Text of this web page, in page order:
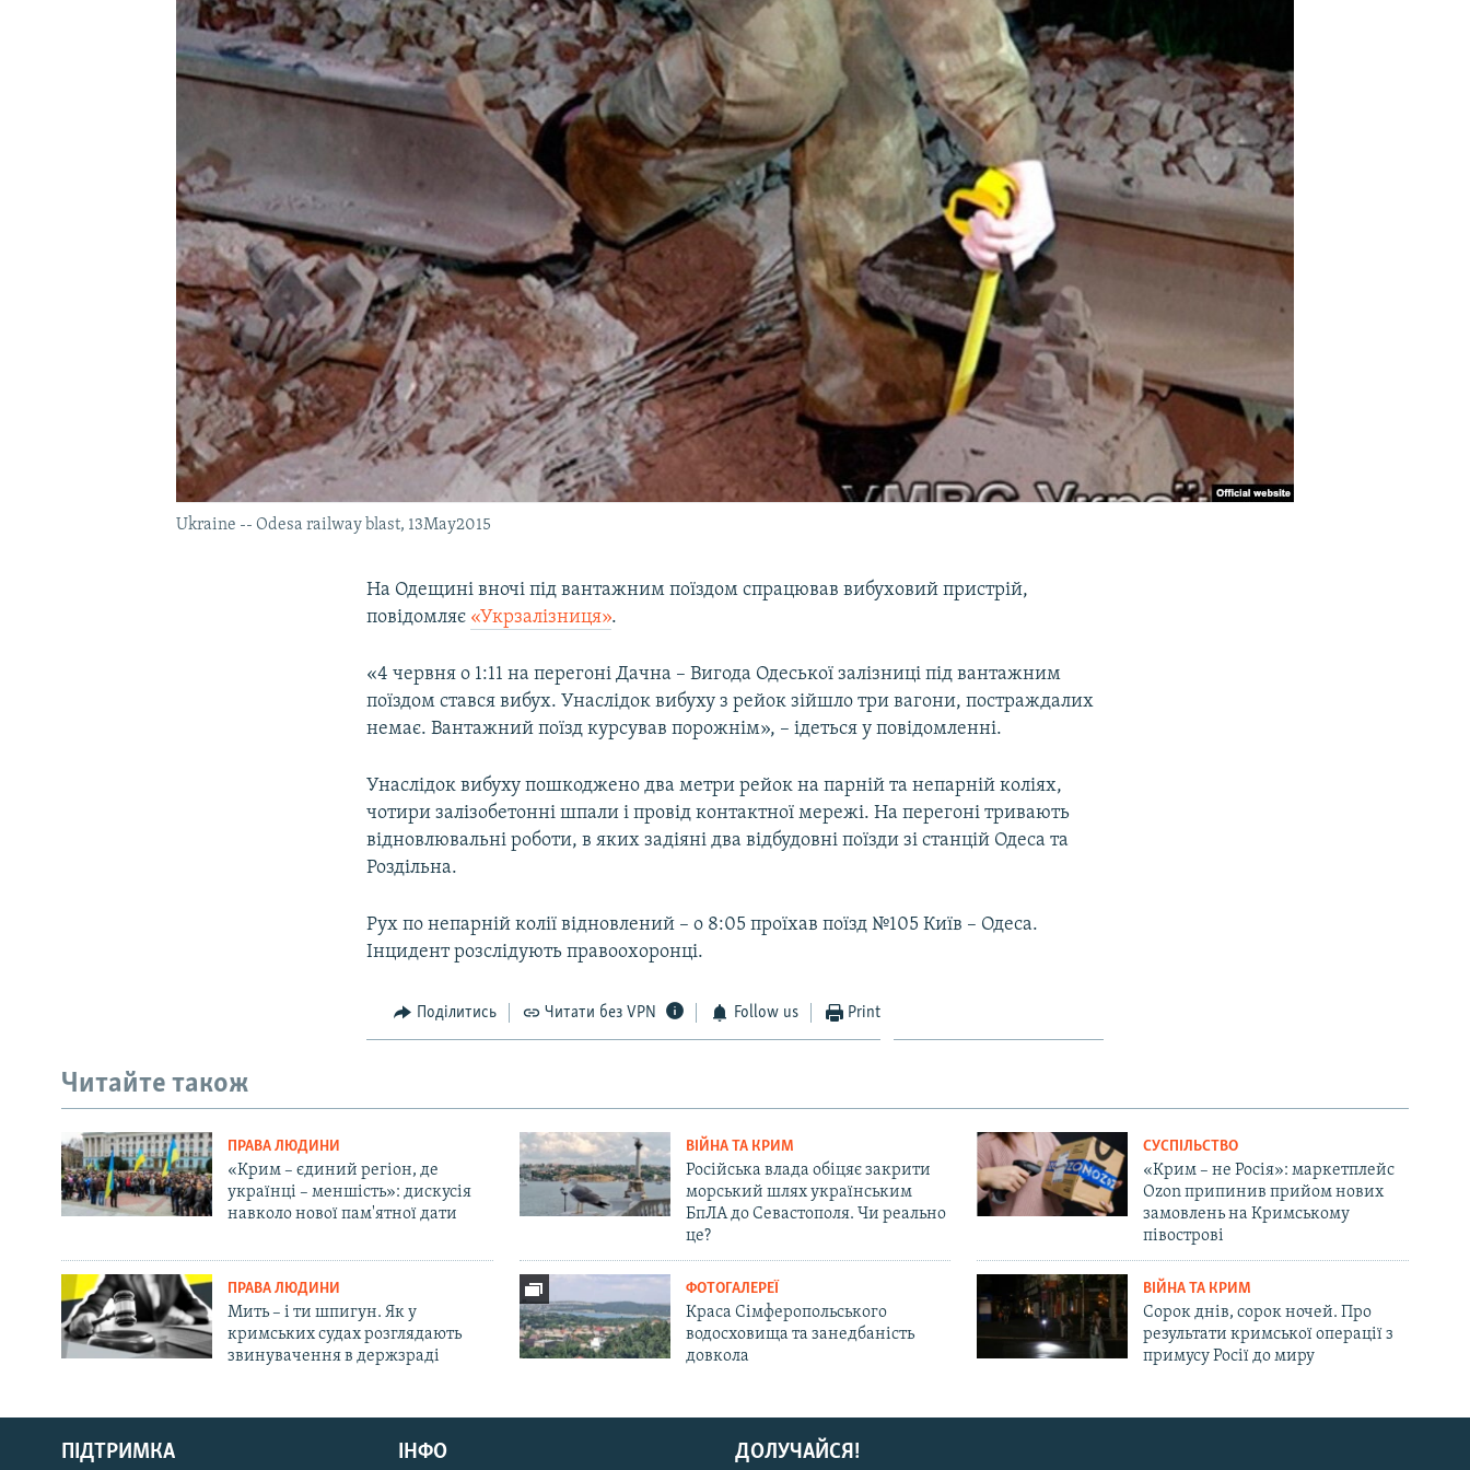
УКРАЇНСЬКА ПРОБЛЕМА КРИМУ
Русский
Qırımtatar
Ukraine -- Odesa railway blast, 13May2015
На Одещині вночі під вантажним поїздом спрацював вибуховий пристрій,
повідомляє «Укрзалізниця».
«4 червня о 1:11 на перегоні Дачна – Вигода Одеської залізниці під вантажним
поїздом стався вибух. Унаслідок вибуху з рейок зійшло три вагони, постраждалих
немає. Вантажний поїзд курсував порожнім», – ідеться у повідомленні.
Унаслідок вибуху пошкоджено два метри рейок на парній та непарній коліях,
чотири залізобетонні шпали і провід контактної мережі. На перегоні тривають
відновлювальні роботи, в яких задіяні два відбудовні поїзди зі станцій Одеса та
Роздільна.
Рух по непарній колії відновлений – о 8:05 проїхав поїзд №105 Київ – Одеса.
Інцидент розслідують правоохоронці.
Поділитись Читати без VPN Follow us Print
Читайте також
ПРАВА ЛЮДИНИ
«Крим – єдиний регіон, де
українці – меншість»: дискусія
навколо нової пам'ятної дати
ВІЙНА ТА КРИМ
Російська влада обіцяє закрити
морський шлях українським
БпЛА до Севастополя. Чи реально
це?
СУСПІЛЬСТВО
«Крим – не Росія»: маркетплейс
Ozon припинив прийом нових
замовлень на Кримському
півострові
ПРАВА ЛЮДИНИ
Мить – і ти шпигун. Як у
кримських судах розглядають
звинувачення в держзраді
ФОТОГАЛЕРЕЇ
Краса Сімферопольського
водосховища та занедбаність
довкола
ВІЙНА ТА КРИМ
Сорок днів, сорок ночей. Про
результати кримської операції з
примусу Росії до миру
ДОЛУЧАЙСЯ!
ПІДТРИМКА ІНФО